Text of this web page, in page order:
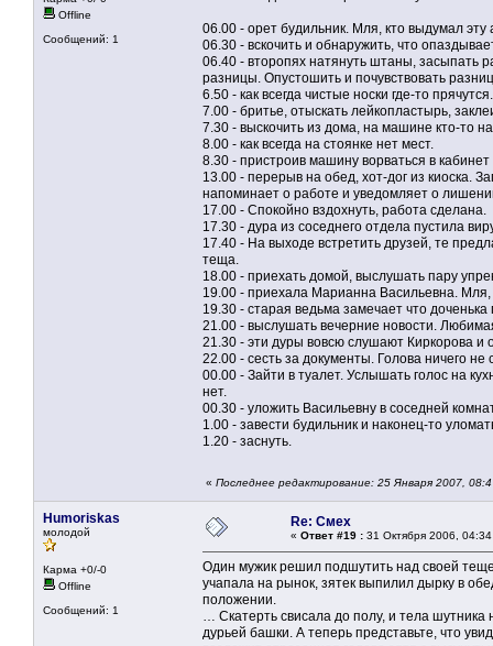
Offline
Сообщений: 1
06.00 - орет будильник. Мля, кто выдумал
06.30 - вскочить и обнаружить, что
06.40 - второпях натянуть штаны, засыпать
разницы. Опустошить и почувствовать
6.50 - как всегда чистые носки где-то
7.00 - бритье, отыскать лейкопластырь,
7.30 - выскочить из дома, на машине кто-то
8.00 - как всегда на стоянке нет мест.
8.30 - пристроив машину ворваться в
13.00 - перерыв на обед, хот-дог из киоска.
напоминает о работе и уведомляет о
17.00 - Спокойно вздохнуть, работа сделана.
17.30 - дура из соседнего отдела пустила
17.40 - На выходе встретить друзей, те
теща.
18.00 - приехать домой, выслушать пару
19.00 - приехала Марианна Васильевна. Мля,
19.30 - старая ведьма замечает что
21.00 - выслушать вечерние новости.
21.30 - эти дуры вовсю слушают Киркорова
22.00 - сесть за документы. Голова ничего
00.00 - Зайти в туалет. Услышать голос на
нет.
00.30 - уложить Васильевну в соседней
1.00 - завести будильник и наконец-то
1.20 - заснуть.
« Последнее редактирование: 25 Января 2007,
Humoriskas
молодой
Карма +0/-0
Offline
Сообщений: 1
Re: Смех
« Ответ #19 : 31 Октября 2006,
Один мужик решил подшутить над своей
учапала на рынок, зятек выпилил дырку в
положении.
… Скатерть свисала до полу, и тела
дурьей башки. А теперь представьте, что